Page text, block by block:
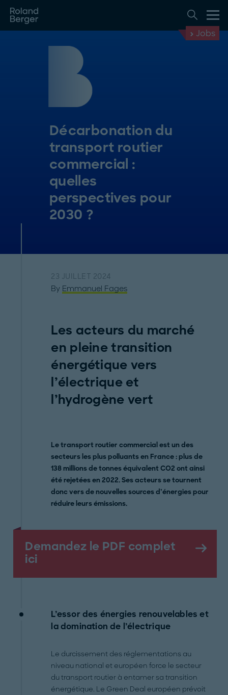
Jobs
Décarbonation du
transport routier
commercial :
quelles
perspectives pour
2030 ?
23 JUILLET 2024
By Emmanuel Fages
Les acteurs du marché
en pleine transition
énergétique vers
l’électrique et
l’hydrogène vert
Le transport routier commercial est un des
secteurs les plus polluants en France : plus de
138 millions de tonnes équivalent CO2 ont ainsi
été rejetées en 2022. Ses acteurs se tournent
donc vers de nouvelles sources d’énergies pour
réduire leurs émissions.
Demandez le PDF complet
ici
L’essor des énergies renouvelables et
la domination de l’électrique
Le durcissement des réglementations au
niveau national et européen force le secteur
du transport routier à entamer sa transition
énergétique. Le Green Deal européen prévoit